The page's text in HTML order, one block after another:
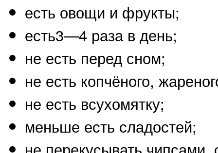
есть овощи и фрукты;
есть3—4 раза в день;
не есть перед сном;
не есть копчёного,
не есть всухомятку;
меньше есть сладостей;